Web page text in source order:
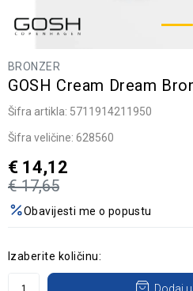
BRONZER
GOSH Cream Dream
Šifra artikla: 5711914211950
Šifra veličine: 628560
€ 17,65
€ 14,12
Obavijesti me o popustu
Izaberite količinu: